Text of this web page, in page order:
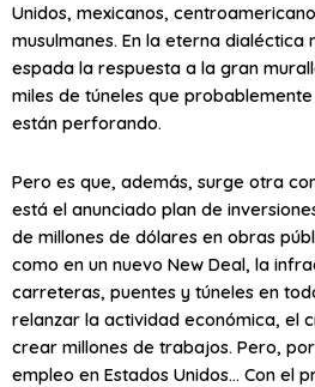
Unidos, mexicanos,
musulmanes. En la eterna dialéctica
espada la respuesta a la gran
miles de túneles que
están perforando.
Pero es que, además, surge otra
está el anunciado plan de
de millones de dólares en obras
como en un nuevo New Deal, la
carreteras, puentes y túneles en
relanzar la actividad económica, el
crear millones de trabajos. Pero,
empleo en Estados Unidos… Con el